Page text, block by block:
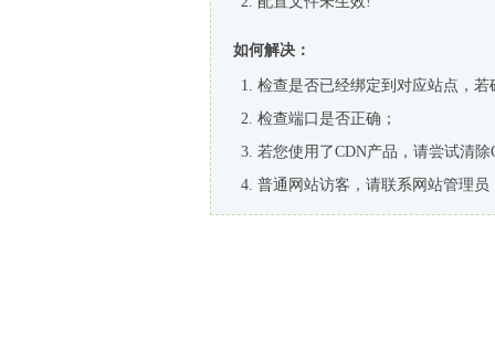
如何解决：
检查是否已经绑定到对应站点，
检查端口是否正确；
若您使用了CDN产品，请尝试清除
普通网站访客，请联系网站管理员